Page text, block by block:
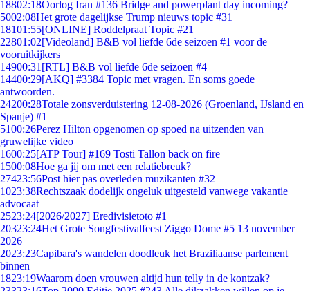
18802:18Oorlog Iran #136 Bridge and powerplant day incoming?
5002:08Het grote dagelijkse Trump nieuws topic #31
18101:55[ONLINE] Roddelpraat Topic #21
22801:02[Videoland] B&B vol liefde 6de seizoen #1 voor de
vooruitkijkers
14900:31 [RTL] B&B vol liefde 6de seizoen #4
14400:29[AKQ] #3384 Topic met vragen. En soms goede
antwoorden.
24200:28Totale zonsverduistering 12-08-2026 (Groenland, IJsland en
Spanje) #1
5100:26Perez Hilton opgenomen op spoed na uitzenden van
gruwelijke video
1600:25[ATP Tour] #169 Tosti Tallon back on fire
1500:08Hoe ga jij om met een relatiebreuk?
27423:56Post hier pas overleden muzikanten #32
1023:38Rechtszaak dodelijk ongeluk uitgesteld vanwege vakantie
advocaat
2523:24[2026/2027] Eredivisietoto #1
20323:24Het Grote Songfestivalfeest Ziggo Dome #5 13 november
2026
2023:23Capibara's wandelen doodleuk het Braziliaanse parlement
binnen
1823:19Waarom doen vrouwen altijd hun telly in de kontzak?